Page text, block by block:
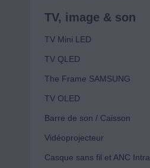
TV, image & son
TV Mini LED
TV QLED
The Frame SAMSUNG
TV OLED
Barre de son / Caisson
Vidéoprojecteur